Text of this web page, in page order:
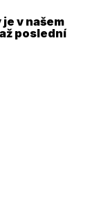
v našem
poslední